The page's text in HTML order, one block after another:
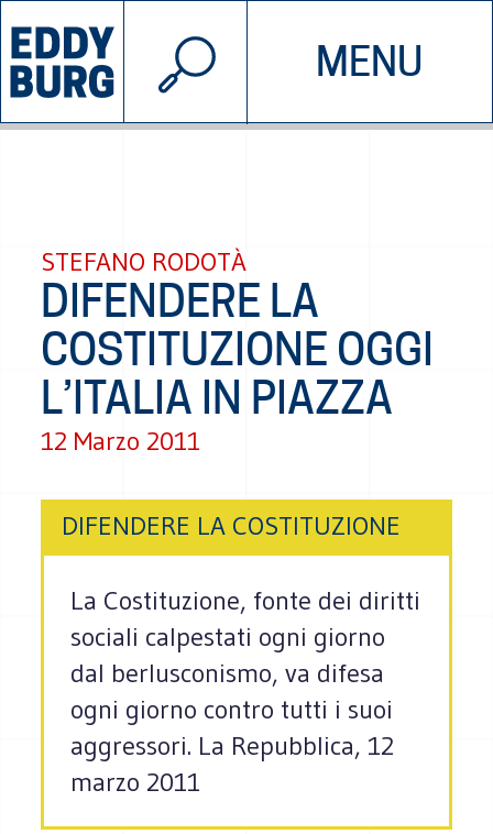
MENU
INIZIATIVE CHI SIAMO
© 2026 EDDYBURG
STEFANO RODOTÀ
DIFENDERE LA
COSTITUZIONE OGGI
L’ITALIA IN PIAZZA
12 Marzo 2011
DIFENDERE LA COSTITUZIONE
La Costituzione, fonte dei diritti
sociali calpestati ogni giorno
dal berlusconismo, va difesa
ogni giorno contro tutti i suoi
aggressori. La Repubblica, 12
marzo 2011